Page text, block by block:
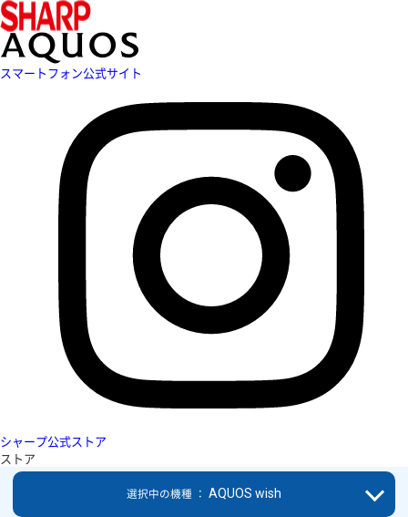
スマートフォン公式サイト
シャープ公式ストア
ストア
選択中の機種 ： AQUOS wish